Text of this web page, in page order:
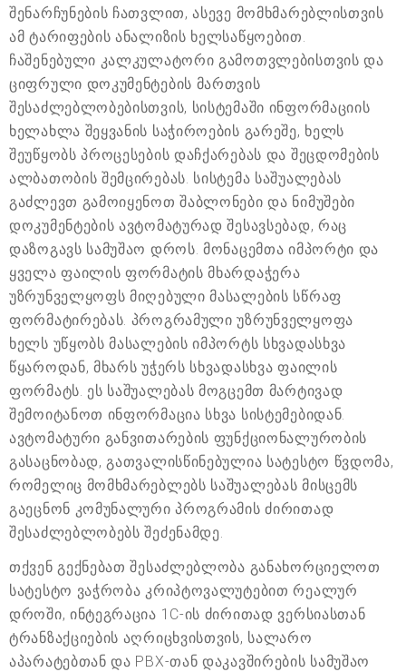
შენარჩუნების ჩათვლით, ასევე მომხმარებლისთვის
ამ ტარიფების ანალიზის ხელსაწყოებით.
ჩაშენებული კალკულატორი გამოთვლებისთვის და
ციფრული დოკუმენტების მართვის
შესაძლებლობებისთვის, სისტემაში ინფორმაციის
ხელახლა შეყვანის საჭიროების გარეშე, ხელს
შეუწყობს პროცესების დაჩქარებას და შეცდომების
ალბათობის შემცირებას. სისტემა საშუალებას
გაძლევთ გამოიყენოთ შაბლონები და ნიმუშები
დოკუმენტების ავტომატურად შესავსებად, რაც
დაზოგავს სამუშაო დროს. მონაცემთა იმპორტი და
ყველა ფაილის ფორმატის მხარდაჭერა
უზრუნველყოფს მიღებული მასალების სწრაფ
ფორმატირებას. პროგრამული უზრუნველყოფა
ხელს უწყობს მასალების იმპორტს სხვადასხვა
წყაროდან, მხარს უჭერს სხვადასხვა ფაილის
ფორმატს. ეს საშუალებას მოგცემთ მარტივად
შემოიტანოთ ინფორმაცია სხვა სისტემებიდან.
ავტომატური განვითარების ფუნქციონალურობის
გასაცნობად, გათვალისწინებულია სატესტო წვდომა,
რომელიც მომხმარებლებს საშუალებას მისცემს
გაეცნონ კომუნალური პროგრამის ძირითად
შესაძლებლობებს შეძენამდე.
თქვენ გექნებათ შესაძლებლობა განახორციელოთ
სატესტო ვაჭრობა კრიპტოვალუტებით რეალურ
დროში, ინტეგრაცია 1C-ის ძირითად ვერსიასთან
ტრანზაქციების აღრიცხვისთვის, სალარო
აპარატებთან და PBX-თან დაკავშირების სამუშაო